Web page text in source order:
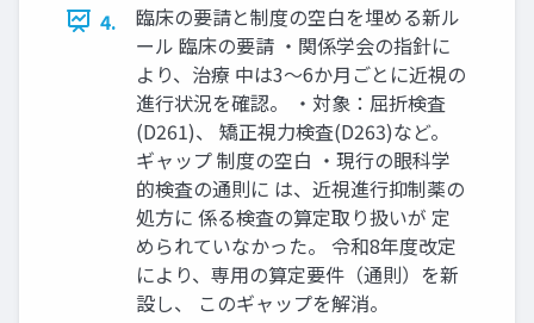
4.
臨床の要請と制度の空白を埋める新ル
ール 臨床の要請 ・関係学会の指針に
より、治療 中は3〜6か月ごとに近視の
進行状況を確認。 ・対象：屈折検査
(D261)、 矯正視力検査(D263)など。
ギャップ 制度の空白 ・現行の眼科学
的検査の通則に は、近視進行抑制薬の
処方に 係る検査の算定取り扱いが 定
められていなかった。 令和8年度改定
により、専用の算定要件（通則）を新
設し、 このギャップを解消。